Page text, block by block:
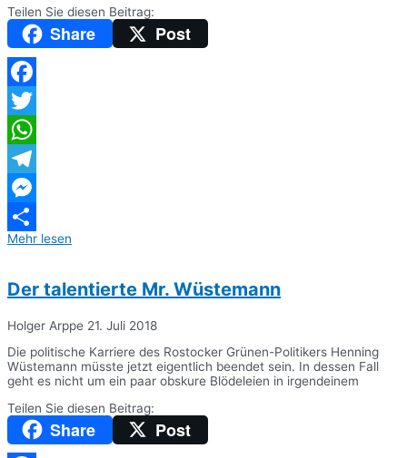
Teilen Sie diesen Beitrag:
Share Post
Facebook
Twitter
WhatsApp
Telegram
Messenger
Teilen
Mehr lesen
Der talentierte Mr. Wüstemann
Holger Arppe 21. Juli 2018
Die politische Karriere des Rostocker Grünen-Politikers Henning
Wüstemann müsste jetzt eigentlich beendet sein. In dessen Fall
geht es nicht um ein paar obskure Blödeleien in irgendeinem
Teilen Sie diesen Beitrag:
Share Post